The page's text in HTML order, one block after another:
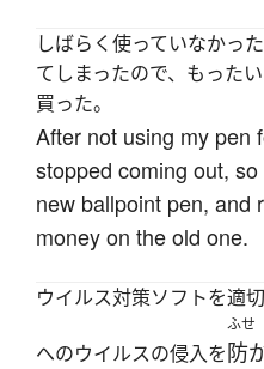
しばらく使っていなかっ
てしまったので、もった
買った。
After not using my pen
stopped coming out,
new ballpoint pen, and
money on the old one.
ウイルス対策ソフトを適
へのウイルスの侵入を
ふせ
防